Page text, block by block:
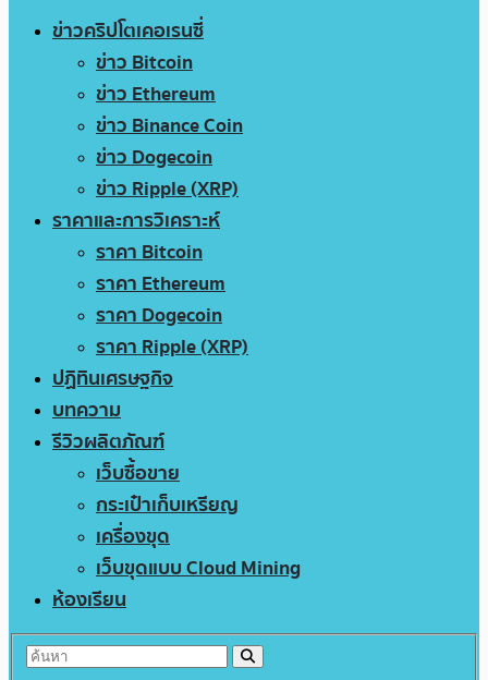
ข่าวคริปโตเคอเรนซี่
ข่าว Bitcoin
ข่าว Ethereum
ข่าว Binance Coin
ข่าว Dogecoin
ข่าว Ripple (XRP)
ราคาและการวิเคราะห์
ราคา Bitcoin
ราคา Ethereum
ราคา Dogecoin
ราคา Ripple (XRP)
ปฏิทินเศรษฐกิจ
บทความ
รีวิวผลิตภัณฑ์
เว็บซื้อขาย
กระเป๋าเก็บเหรียญ
เครื่องขุด
เว็บขุดแบบ Cloud Mining
ห้องเรียน